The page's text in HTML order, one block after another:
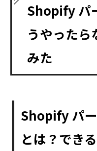
Shopify パ
うやったら
みた
Shopify パ
とは？でき